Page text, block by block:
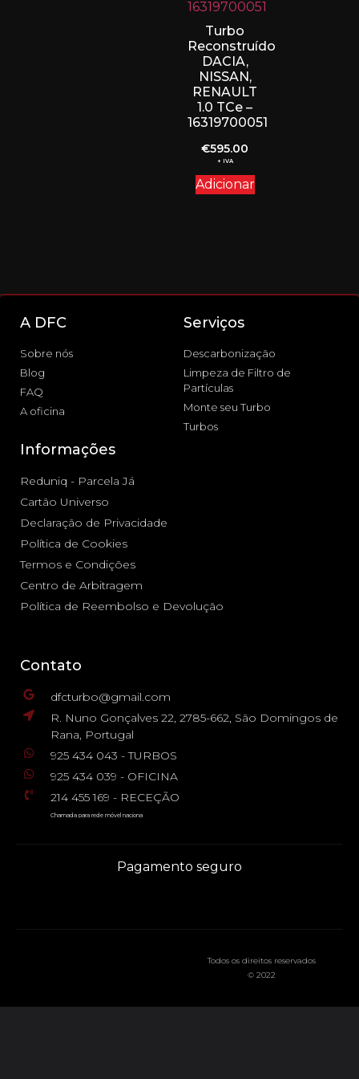
Turbo
Reconstruído
DACIA,
NISSAN,
RENAULT
1.0 TCe –
16319700051
€595.00
+ IVA
Adicionar
A DFC
Sobre nós
Blog
FAQ
A oficina
Serviços
Descarbonização
Limpeza de Filtro de
Partículas
Monte seu Turbo
Turbos
Informações
Reduniq - Parcela Já
Cartão Universo
Declaração de Privacidade
Política de Cookies
Termos e Condições
Centro de Arbitragem
Política de Reembolso e Devolução
Contato
dfcturbo@gmail.com
R. Nuno Gonçalves 22, 2785-662, São Domingos de
Rana, Portugal
925 434 043 - TURBOS
925 434 039 - OFICINA
214 455 169 - RECEÇÃO
Chamada para rede móvel naciona
Pagamento seguro
Todos os direitos reservados
© 2022